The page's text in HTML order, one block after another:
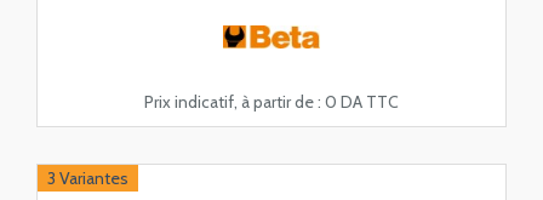
Prix indicatif, à partir de : 0 DA TTC
3 Variantes